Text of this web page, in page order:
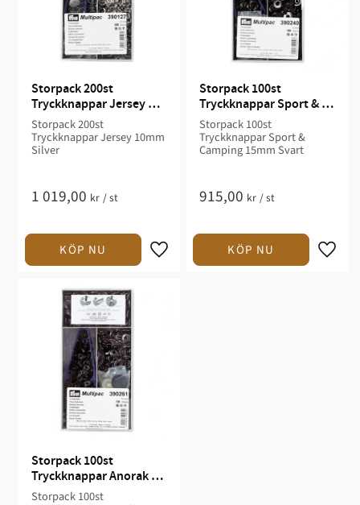
Storpack 200st
Tryckknappar Jersey
10mm Silver
Storpack 200st
Tryckknappar Jersey 10mm
Silver
1 019,00 kr /st
Storpack 100st
Tryckknappar Sport &
Camping 15mm Svart
Storpack 100st
Tryckknappar Sport &
Camping 15mm Svart
915,00 kr /st
Storpack 100st
Tryckknappar Anorak
15mm Svart
Storpack 100st